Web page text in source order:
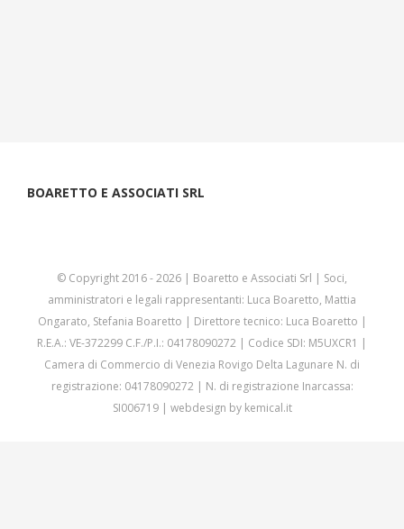
BOARETTO E ASSOCIATI SRL
© Copyright 2016 -2026 | Boaretto e Associati Srl | Soci,
amministratori e legali rappresentanti: Luca Boaretto, Mattia
Ongarato, Stefania Boaretto | Direttore tecnico: Luca Boaretto |
R.E.A.: VE-372299 C.F./P.I.: 04178090272 | Codice SDI: M5UXCR1 |
Camera di Commercio di Venezia Rovigo Delta Lagunare N. di
registrazione: 04178090272 | N. di registrazione Inarcassa:
SI006719 | webdesign by kemical.it